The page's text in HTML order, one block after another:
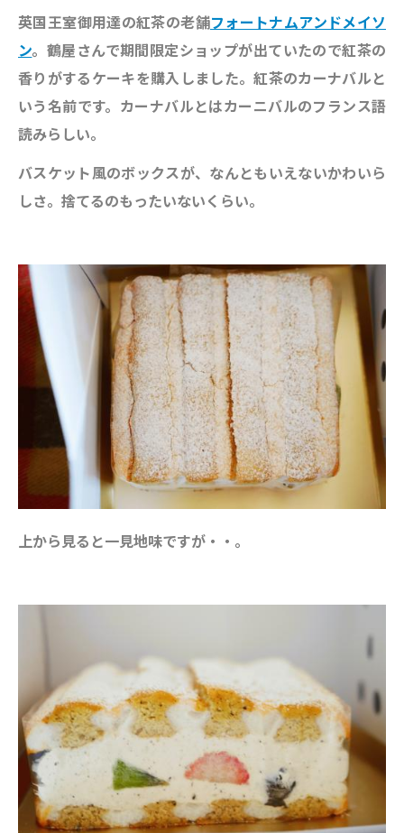
英国王室御用達の紅茶の老舗フォートナムアンドメイソ
ン。鶴屋さんで期間限定ショップが出ていたので紅茶の
香りがするケーキを購入しました。紅茶のカーナバルと
いう名前です。カーナバルとはカーニバルのフランス語
読みらしい。
バスケット風のボックスが、なんともいえないかわいら
しさ。捨てるのもったいないくらい。
上から見ると一見地味ですが・・。